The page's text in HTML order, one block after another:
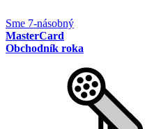
Sme 7-násobný
MasterCard
Obchodník roka